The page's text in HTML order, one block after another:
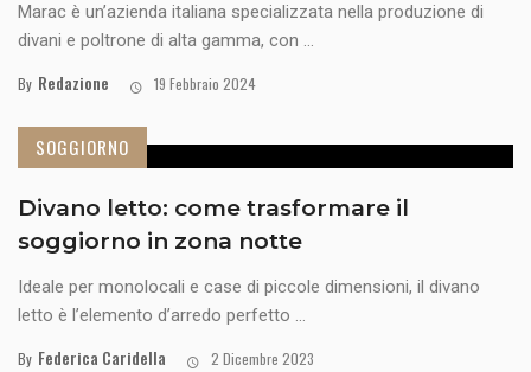
Marac è un’azienda italiana specializzata nella produzione di
divani e poltrone di alta gamma, con ...
By Redazione 19 Febbraio 2024
SOGGIORNO
Divano letto: come trasformare il
soggiorno in zona notte
Ideale per monolocali e case di piccole dimensioni, il divano
letto è l’elemento d’arredo perfetto ...
By Federica Caridella 2 Dicembre 2023